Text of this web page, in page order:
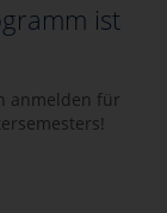
ist
anmelden für